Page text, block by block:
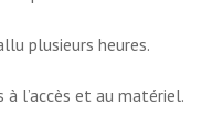
plusieurs heures.
l’accès et au matériel.